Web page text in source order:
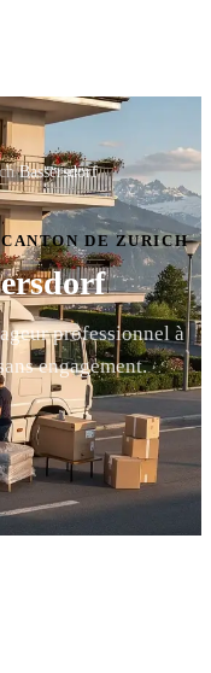
Bassersdorf
DE ZURICH
professionnel à
engagement.